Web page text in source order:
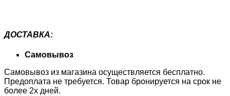
ДОСТАВКА:
Самовывоз
Самовывоз из магазина осуществляется бесплатно.
Предоплата не требуется. Товар бронируется на срок не
более 2х дней.